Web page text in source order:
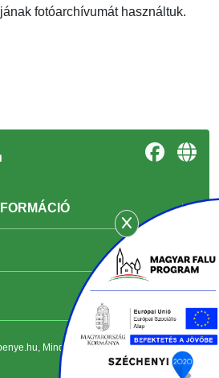
fotóarchívumát használtuk.
Minden jog fenntartva